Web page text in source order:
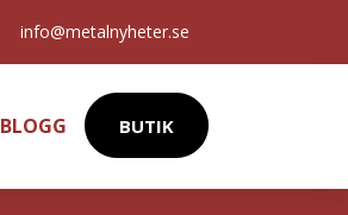
info@metalnyheter.se
BLOGG BUTIK